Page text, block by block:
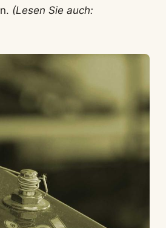
(Lesen Sie auch: